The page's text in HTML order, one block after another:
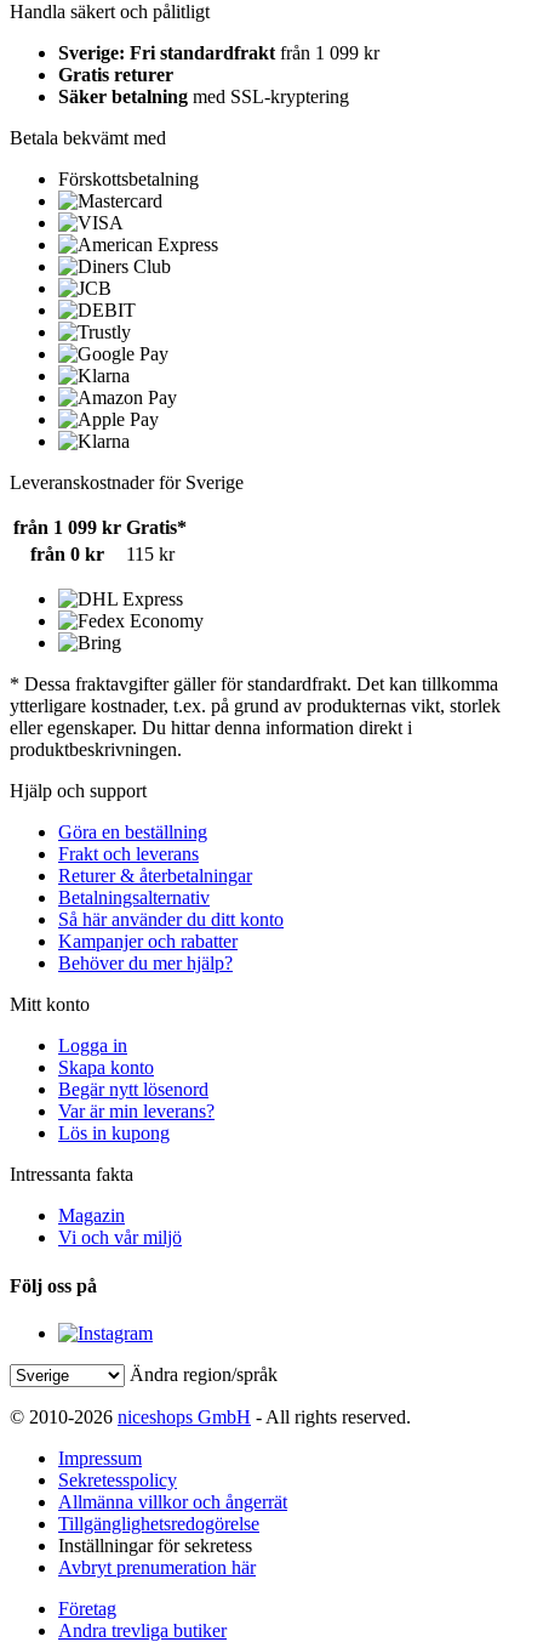
Handla säkert och pålitligt
Sverige: Fri standardfrakt från 1 099 kr
Gratis returer
Säker betalning med SSL-kryptering
Betala bekvämt med
Förskottsbetalning
Leveranskostnader för Sverige
från 1 099 kr Gratis*
från 0 kr
115 kr
* Dessa fraktavgifter gäller för standardfrakt. Det kan tillkomma
ytterligare kostnader, t.ex. på grund av produkternas vikt, storlek
eller egenskaper. Du hittar denna information direkt i
produktbeskrivningen.
Hjälp och support
Göra en beställning
Frakt och leverans
Returer & återbetalningar
Betalningsalternativ
Så här använder du ditt konto
Kampanjer och rabatter
Behöver du mer hjälp?
Mitt konto
Logga in
Skapa konto
Begär nytt lösenord
Var är min leverans?
Lös in kupong
Intressanta fakta
Magazin
Vi och vår miljö
Följ oss på
Ändra region/språk
© 2010-2026 niceshops GmbH - All rights reserved.
Impressum
Sekretesspolicy
Allmänna villkor och ångerrät
Tillgänglighetsredogörelse
Inställningar för sekretess
Avbryt prenumeration här
Företag
Andra trevliga butiker